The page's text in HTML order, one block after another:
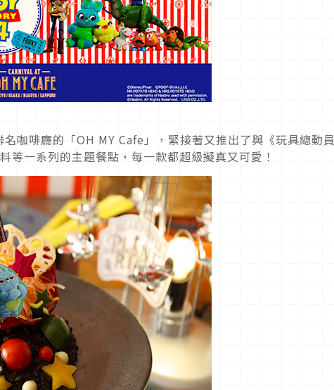
咖啡廳的「OH MY Cafe」，緊接著又推出了與《玩具總動員
等一系列的主題餐點，每一款都超級擬真又可愛！